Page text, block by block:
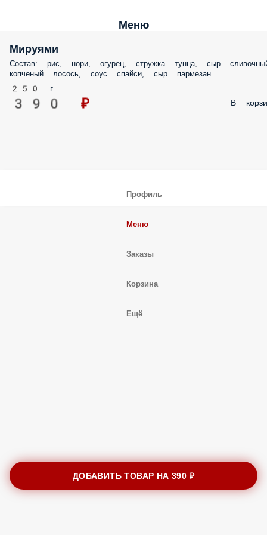
Меню
Мируями
Состав: рис, нори, огурец, стружка тунца, сыр
копченый лосось, соус спайси, сыр пармезан
250 г.
390 ₽ В
ДОБАВИТЬ ТОВАР НА390 ₽
Профиль
Меню
Заказы
Корзина
Ещё